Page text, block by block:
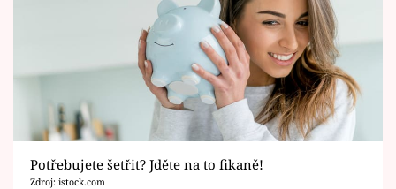
Sledujte prima+
Filmový festival Karlovy Vary
Potřebujete šetřit? Jděte na to fikaně!
Zdroj: istock.com